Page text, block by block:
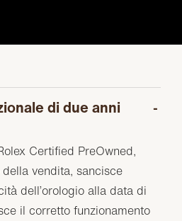
di due anni
Certified PreOwned,
vendita, sancisce
dell’orologio alla data di
il corretto funzionamento